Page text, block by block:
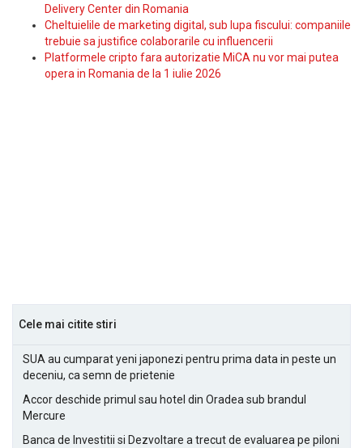
Delivery Center din Romania
Cheltuielile de marketing digital, sub lupa fiscului: companiile
trebuie sa justifice colaborarile cu influencerii
Platformele cripto fara autorizatie MiCA nu vor mai putea
opera in Romania de la 1 iulie 2026
Cele mai citite stiri
SUA au cumparat yeni japonezi pentru prima data in peste un
deceniu, ca semn de prietenie
Accor deschide primul sau hotel din Oradea sub brandul
Mercure
Banca de Investitii si Dezvoltare a trecut de evaluarea pe piloni